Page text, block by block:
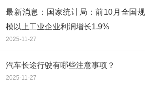
最新消息：国家统计局：前10月全国规
模以上工业企业利润增长1.9%
2025-11-27
汽车长途行驶有哪些注意事项？
2025-11-27